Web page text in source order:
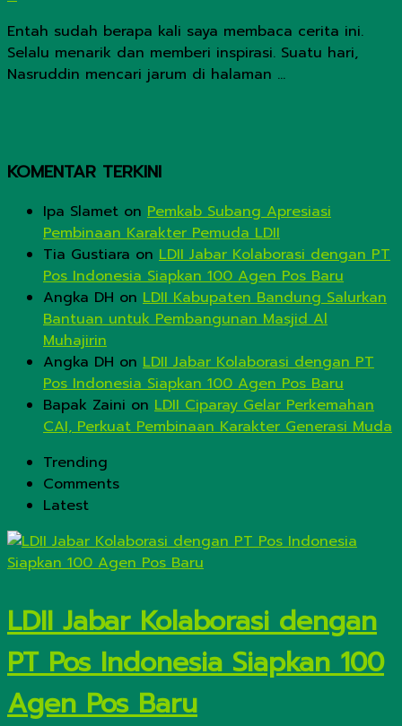
Entah sudah berapa kali saya membaca cerita ini.
Selalu menarik dan memberi inspirasi. Suatu hari,
Nasruddin mencari jarum di halaman ...
KOMENTAR TERKINI
Ipa Slamet on Pemkab Subang Apresiasi
Pembinaan Karakter Pemuda LDII
Tia Gustiara on LDII Jabar Kolaborasi dengan PT
Pos Indonesia Siapkan 100 Agen Pos Baru
Angka DH on LDII Kabupaten Bandung Salurkan
Bantuan untuk Pembangunan Masjid Al
Muhajirin
Angka DH on LDII Jabar Kolaborasi dengan PT
Pos Indonesia Siapkan 100 Agen Pos Baru
Bapak Zaini on LDII Ciparay Gelar Perkemahan
CAI, Perkuat Pembinaan Karakter Generasi Muda
Trending
Comments
Latest
LDII Jabar Kolaborasi dengan
PT Pos Indonesia Siapkan 100
Agen Pos Baru